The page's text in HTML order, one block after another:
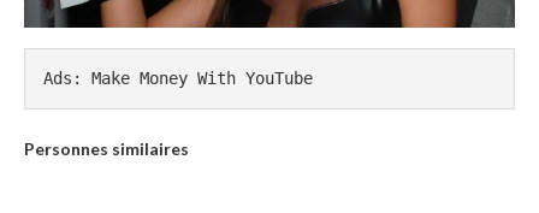
Ads: Make Money With YouTube
Personnes similaires